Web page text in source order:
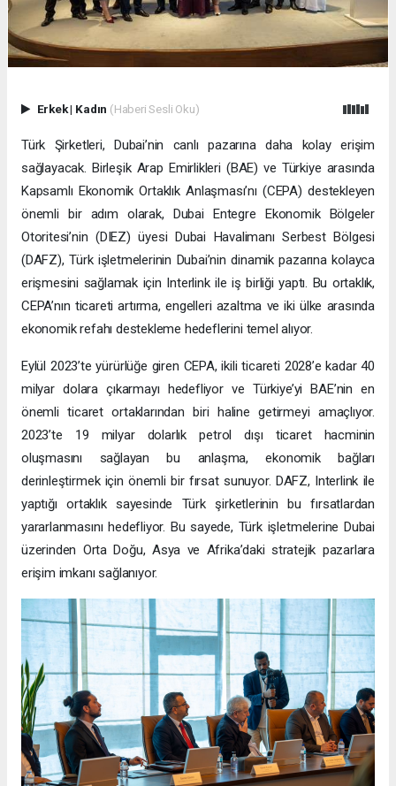
Erkek| Kadın (Haberi Sesli Oku)
Türk Şirketleri, Dubai’nin canlı pazarına daha kolay erişim
sağlayacak. Birleşik Arap Emirlikleri (BAE) ve Türkiye arasında
Kapsamlı Ekonomik Ortaklık Anlaşması’nı (CEPA) destekleyen
önemli bir adım olarak, Dubai Entegre Ekonomik Bölgeler
Otoritesi’nin (DIEZ) üyesi Dubai Havalimanı Serbest Bölgesi
(DAFZ), Türk işletmelerinin Dubai’nin dinamik pazarına kolayca
erişmesini sağlamak için Interlink ile iş birliği yaptı. Bu ortaklık,
CEPA’nın ticareti artırma, engelleri azaltma ve iki ülke arasında
ekonomik refahı destekleme hedeflerini temel alıyor.
Eylül 2023’te yürürlüğe giren CEPA, ikili ticareti 2028’e kadar 40
milyar dolara çıkarmayı hedefliyor ve Türkiye’yi BAE’nin en
önemli ticaret ortaklarından biri haline getirmeyi amaçlıyor.
2023’te 19 milyar dolarlık petrol dışı ticaret hacminin
oluşmasını sağlayan bu anlaşma, ekonomik bağları
derinleştirmek için önemli bir fırsat sunuyor. DAFZ, Interlink ile
yaptığı ortaklık sayesinde Türk şirketlerinin bu fırsatlardan
yararlanmasını hedefliyor. Bu sayede, Türk işletmelerine Dubai
üzerinden Orta Doğu, Asya ve Afrika’daki stratejik pazarlara
erişim imkanı sağlanıyor.